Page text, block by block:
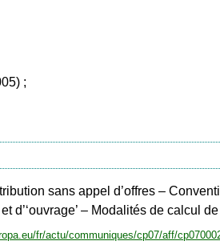
;
sans appel d’offres –
d’‘ouvrage’ – Modalités de calcul
fr/actu/communiques/cp07/aff/